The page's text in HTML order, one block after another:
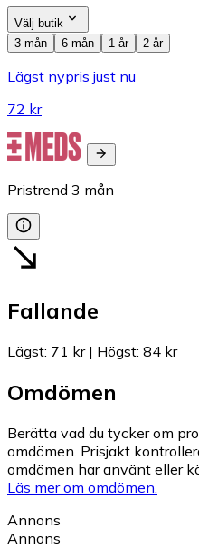
Välj butik
3 mån
6 mån 1 år 2 år
Lägst nypris just nu
72 kr
Pristrend 3 mån
Fallande
Lägst: 71 kr| Högst: 84 kr
Omdömen
Berätta vad du tycker om
omdömen. Prisjakt
omdömen har använt eller
Läs mer om omdömen.
Annons
Annons